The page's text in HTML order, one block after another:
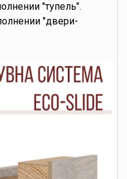
"тупель".
"двери-